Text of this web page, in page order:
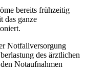
bereits frühzeitig
das ganze
Notfallversorgung
des ärztlichen
Notaufnahmen